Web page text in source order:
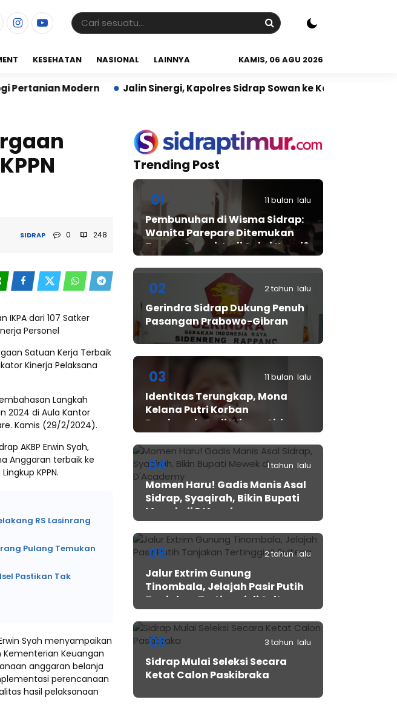
KESEHATAN NASIONAL LAINNYA KAMIS, 06 AGU 2026
Modern Jalin Sinergi, Kapolres Sidrap Sowan ke Ketua NU Sidrap
SIDRAP 0 248
IKPA dari 107 Satker
Personel
Satuan Kerja Terbaik
Kinerja Pelaksana
Langkah
2024 di Aula Kantor
Kamis (29/2/2024).
AKBP Erwin Syah,
Anggaran terbaik ke
KPPN.
RS Lasinrang
Pulang Temukan
Pastikan Tak
Syah menyampaikan
Kementerian Keuangan
anggaran belanja
perencanaan
hasil pelaksanaan
Trending Post
01 11 bulan lalu
Pembunuhan di Wisma Sidrap:
Wanita Parepare Ditemukan
Tewas, Suami Jadi Saksi Kunci?
02 2 tahun lalu
Gerindra Sidrap Dukung Penuh
Pasangan Prabowo-Gibran
03 11 bulan lalu
Identitas Terungkap, Mona
Kelana Putri Korban
Pembunuhan di Wisma Sidrap
04 1 tahun lalu
Momen Haru! Gadis Manis Asal
Sidrap, Syaqirah, Bikin Bupati
Mewek di D’Academy​
05 2 tahun lalu
Jalur Extrim Gunung
Tinombala, Jelajah Pasir Putih
Tanjakan Tertinggi di Sulteng
06 3 tahun lalu
Sidrap Mulai Seleksi Secara
Ketat Calon Paskibraka